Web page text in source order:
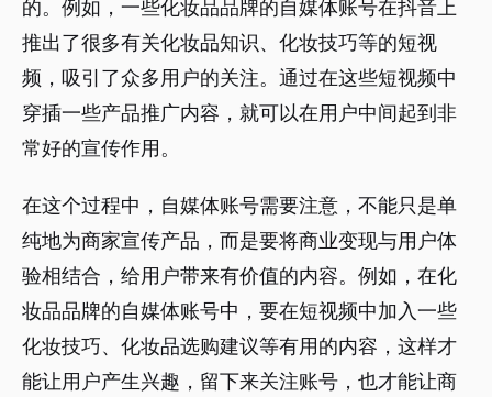
的。例如，一些化妆品品牌的自媒体账号在抖音上
推出了很多有关化妆品知识、化妆技巧等的短视
频，吸引了众多用户的关注。通过在这些短视频中
穿插一些产品推广内容，就可以在用户中间起到非
常好的宣传作用。
在这个过程中，自媒体账号需要注意，不能只是单
纯地为商家宣传产品，而是要将商业变现与用户体
验相结合，给用户带来有价值的内容。例如，在化
妆品品牌的自媒体账号中，要在短视频中加入一些
化妆技巧、化妆品选购建议等有用的内容，这样才
能让用户产生兴趣，留下来关注账号，也才能让商